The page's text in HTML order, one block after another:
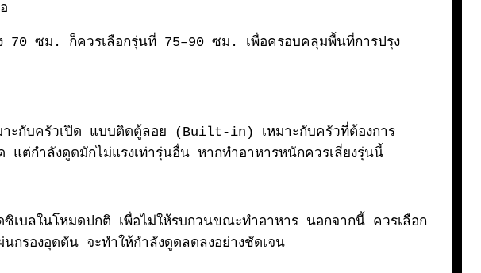
ง 70 ซม. ก็ควรเลือกรุ่นที่ 75–90 ซม. เพื่อครอบคลุมพื้นที่การปรุง
ะกับครัวเปิด แบบติดตู้ลอย ( Built-in) เหมาะกับครัวที่ต้องการ
แต่กำลังดูดมักไม่แรงเท่ารุ่นอื่น หากทำอาหารหนักควรเลี่ยงรุ่นนี้
ซิเบลในโหมดปกติ เพื่อไม่ให้รบกวนขณะทำอาหาร นอกจากนี้ ควรเลือก
กรองอุดตัน จะทำให้กำลังดูดลดลงอย่างชัดเจน